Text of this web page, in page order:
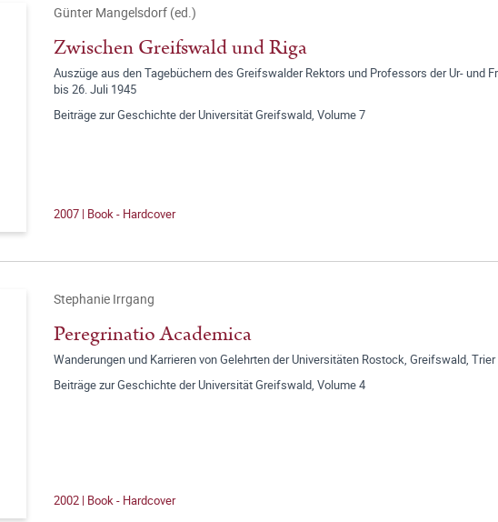
Günter Mangelsdorf (ed.)
Zwischen Greifswald und Riga
Auszüge aus den Tagebüchern des Greifswalder Rektors und Professors der Ur- und
bis 26. Juli 1945
Beiträge zur Geschichte der Universität Greifswald, Volume 7
2007 | Book - Hardcover
Stephanie Irrgang
Peregrinatio Academica
Wanderungen und Karrieren von Gelehrten der Universitäten Rostock, Greifswald,
Beiträge zur Geschichte der Universität Greifswald, Volume 4
2002 | Book - Hardcover